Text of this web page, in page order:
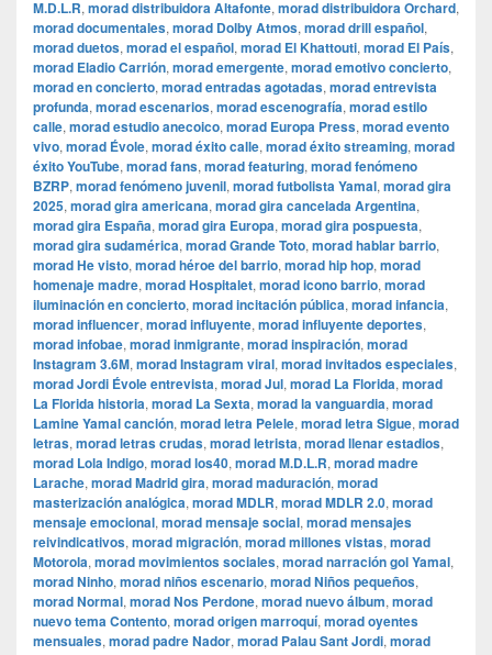
M.D.L.R, morad distribuidora Altafonte, morad distribuidora Orchard,
morad documentales, morad Dolby Atmos, morad drill español,
morad duetos, morad el español, morad El Khattouti, morad El País,
morad Eladio Carrión, morad emergente, morad emotivo concierto,
morad en concierto, morad entradas agotadas, morad entrevista
profunda, morad escenarios, morad escenografía, morad estilo
calle, morad estudio anecoico, morad Europa Press, morad evento
vivo, morad Évole, morad éxito calle, morad éxito streaming, morad
éxito YouTube, morad fans, morad featuring, morad fenómeno
BZRP, morad fenómeno juvenil, morad futbolista Yamal, morad gira
2025, morad gira americana, morad gira cancelada Argentina,
morad gira España, morad gira Europa, morad gira pospuesta,
morad gira sudamérica, morad Grande Toto, morad hablar barrio,
morad He visto, morad héroe del barrio, morad hip hop, morad
homenaje madre, morad Hospitalet, morad icono barrio, morad
iluminación en concierto, morad incitación pública, morad infancia,
morad influencer, morad influyente, morad influyente deportes,
morad infobae, morad inmigrante, morad inspiración, morad
Instagram 3.6M, morad Instagram viral, morad invitados especiales,
morad Jordi Évole entrevista, morad Jul, morad La Florida, morad
La Florida historia, morad La Sexta, morad la vanguardia, morad
Lamine Yamal canción, morad letra Pelele, morad letra Sigue, morad
letras, morad letras crudas, morad letrista, morad llenar estadios,
morad Lola Indigo, morad los40, morad M.D.L.R, morad madre
Larache, morad Madrid gira, morad maduración, morad
masterización analógica, morad MDLR, morad MDLR 2.0, morad
mensaje emocional, morad mensaje social, morad mensajes
reivindicativos, morad migración, morad millones vistas, morad
Motorola, morad movimientos sociales, morad narración gol Yamal,
morad Ninho, morad niños escenario, morad Niños pequeños,
morad Normal, morad Nos Perdone, morad nuevo álbum, morad
nuevo tema Contento, morad origen marroquí, morad oyentes
mensuales, morad padre Nador, morad Palau Sant Jordi, morad